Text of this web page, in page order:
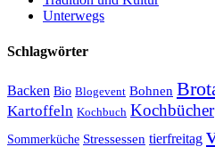
Unterwegs
Schlagwörter
Backen Bio Blogevent Bohnen
Kartoffeln Kochbuch Kochbücher
Sommerküche Stressessen tierfreitag